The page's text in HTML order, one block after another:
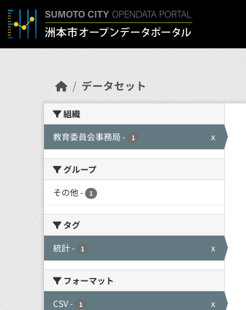
Skip to main content
データセット
組織
教育委員会事務局 - 1 x
グループ
その他- 1
タグ
統計- 1 x
フォーマット
CSV- 1 x